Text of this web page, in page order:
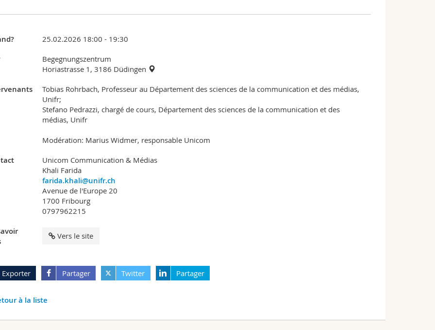
25.02.2026 18:00 - 19:30
Begegnungszentrum
Horiastrasse 1, 3186 Düdingen
Tobias Rohrbach, Professeur au Département des sciences de la communication et des médias,
Unifr;
Stefano Pedrazzi, chargé de cours, Département des sciences de la communication et des
médias, Unifr
Modération: Marius Widmer, responsable Unicom
Unicom Communication & Médias
Khali Farida
farida.khali@unifr.ch
Avenue de l'Europe 20
1700 Fribourg
0797962215
Vers le site
Exporter Partager Twitter Partager
à la liste